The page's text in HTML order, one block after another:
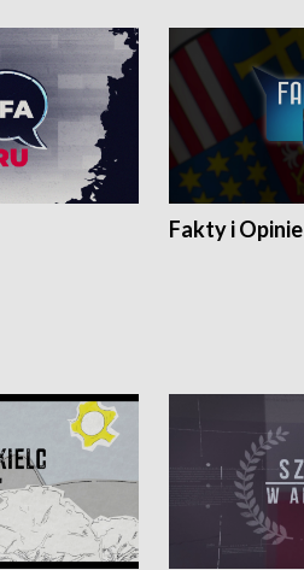
Fakty i Opinie